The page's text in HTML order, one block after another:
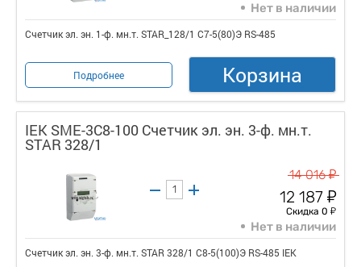
Нет в наличии
Счетчик эл. эн. 1-ф. мн.т. STAR_128/1 С7-5(80)Э RS-485
Подробнее Корзина
IEK SME-3C8-100 Счетчик эл. эн. 3-ф. мн.т.
STAR 328/1
14 016у
12 187 у
Скидка 0 у
Нет в наличии
Счетчик эл. эн. 3-ф. мн.т. STAR 328/1 С8-5(100)Э RS-485 IEK